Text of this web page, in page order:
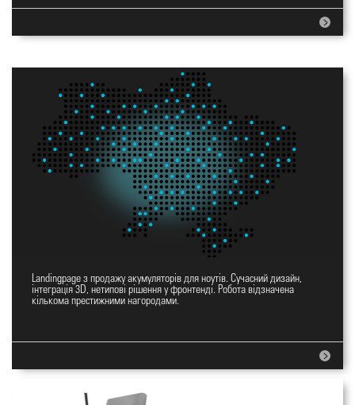
Landingpage YES
Landingpage з продажу акумуляторів для ноутів. Сучасний дизайн,
інтеграція 3D, нетипові рішення у фронтенді. Робота відзначена
кількома престижними нагородами.